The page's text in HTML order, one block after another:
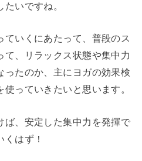
いですね。
いくにあたって、普段のス
て、リラックス状態や集中力
ったのか、主にヨガの効果検
っていきたいと思います。
ば、安定した集中力を発揮で
はず！